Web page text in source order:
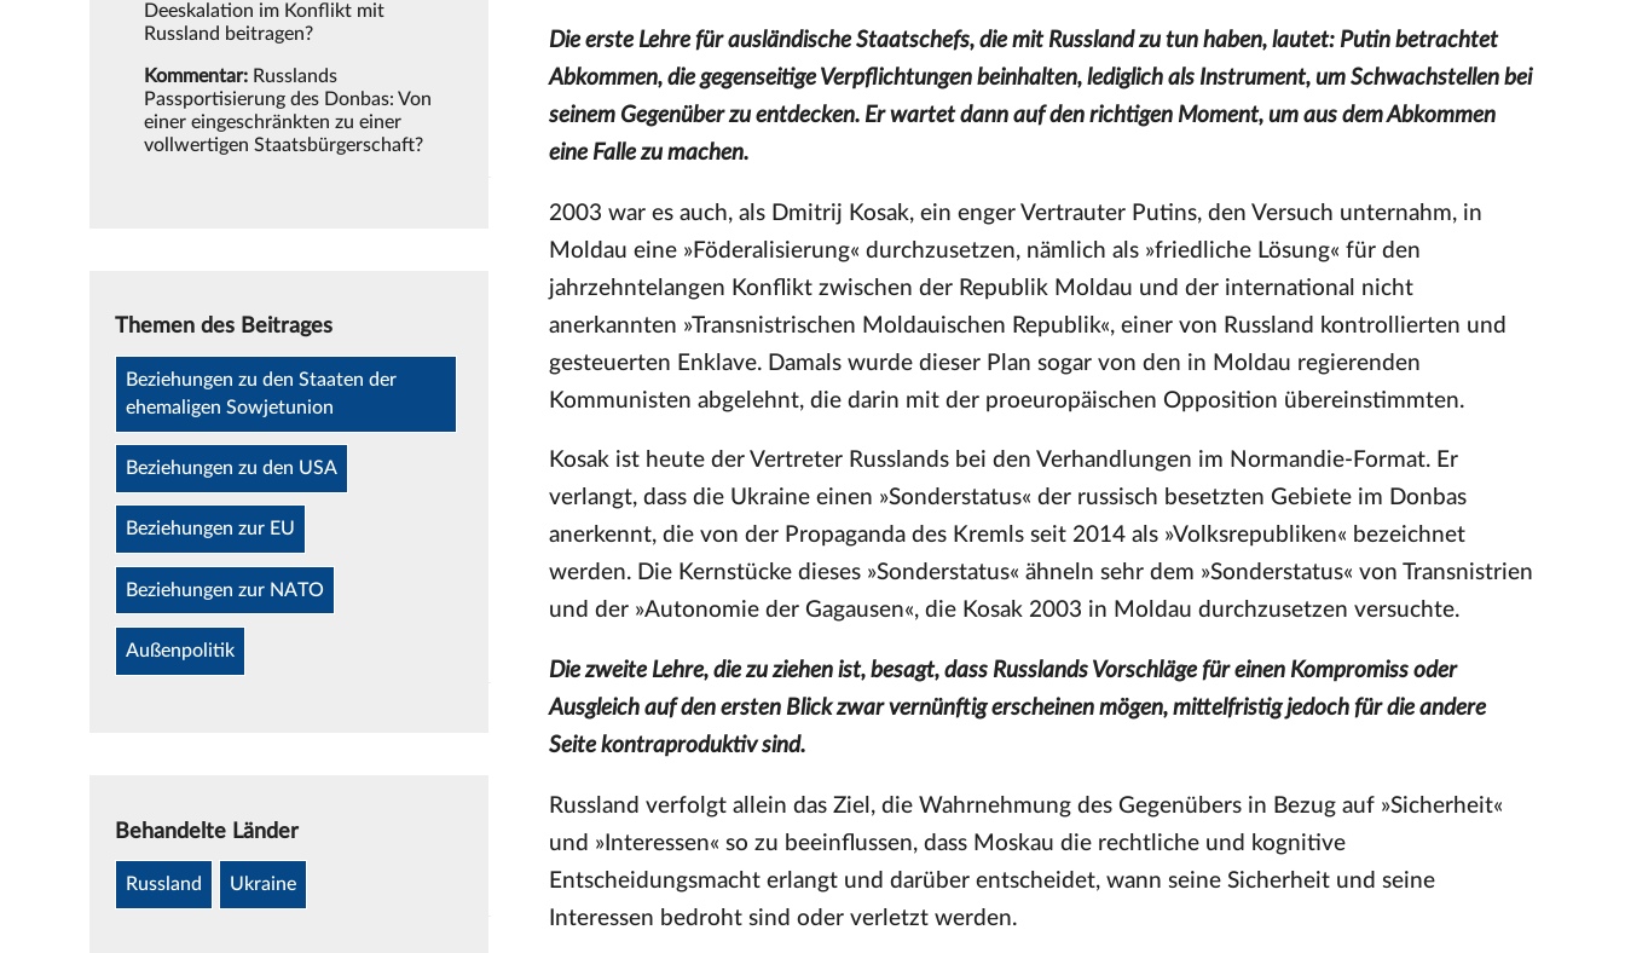
Deeskalation im Konflikt mit
Russland beitragen?
Kommentar: Russlands
Passportisierung des Donbas: Von
einer eingeschränkten zu einer
vollwertigen Staatsbürgerschaft?
Themen des Beitrages
Beziehungen zu den Staaten der
ehemaligen Sowjetunion
Beziehungen zu den USA
Beziehungen zur EU
Beziehungen zur NATO
Außenpolitik
Behandelte Länder
Russland Ukraine
Die erste Lehre für ausländische Staatschefs, die mit Russland zu tun haben, lautet: Putin betrachtet
Abkommen, die gegenseitige Verpflichtungen beinhalten, lediglich als Instrument, um Schwachstellen bei
seinem Gegenüber zu entdecken. Er wartet dann auf den richtigen Moment, um aus dem Abkommen
eine Falle zu machen.
2003 war es auch, als Dmitrij Kosak, ein enger Vertrauter Putins, den Versuch unternahm, in
Moldau eine »Föderalisierung« durchzusetzen, nämlich als »friedliche Lösung« für den
jahrzehntelangen Konflikt zwischen der Republik Moldau und der international nicht
anerkannten »Transnistrischen Moldauischen Republik«, einer von Russland kontrollierten und
gesteuerten Enklave. Damals wurde dieser Plan sogar von den in Moldau regierenden
Kommunisten abgelehnt, die darin mit der proeuropäischen Opposition übereinstimmten.
Kosak ist heute der Vertreter Russlands bei den Verhandlungen im Normandie-Format. Er
verlangt, dass die Ukraine einen »Sonderstatus« der russisch besetzten Gebiete im Donbas
anerkennt, die von der Propaganda des Kremls seit 2014 als »Volksrepubliken« bezeichnet
werden. Die Kernstücke dieses »Sonderstatus« ähneln sehr dem »Sonderstatus« von Transnistrien
und der »Autonomie der Gagausen«, die Kosak 2003 in Moldau durchzusetzen versuchte.
Die zweite Lehre, die zu ziehen ist, besagt, dass Russlands Vorschläge für einen Kompromiss oder
Ausgleich auf den ersten Blick zwar vernünftig erscheinen mögen, mittelfristig jedoch für die andere
Seite kontraproduktiv sind.
Russland verfolgt allein das Ziel, die Wahrnehmung des Gegenübers in Bezug auf »Sicherheit«
und »Interessen« so zu beeinflussen, dass Moskau die rechtliche und kognitive
Entscheidungsmacht erlangt und darüber entscheidet, wann seine Sicherheit und seine
Interessen bedroht sind oder verletzt werden.